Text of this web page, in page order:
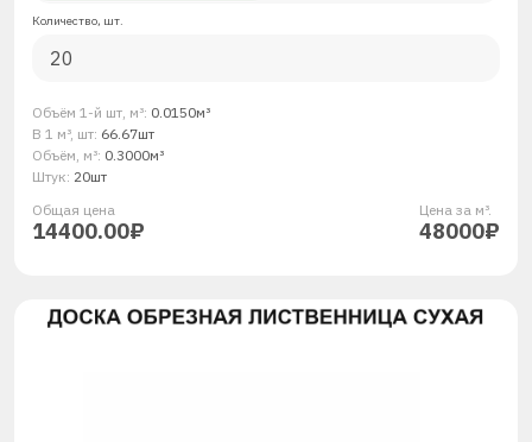
Количество, шт.
Объём 1-й шт, м³: 0.0150м³
В 1 м³, шт: 66.67шт
Объём, м³: 0.3000м³
Штук: 20шт
Общая ценa
14400.00₽
Цена за м³.
48000₽